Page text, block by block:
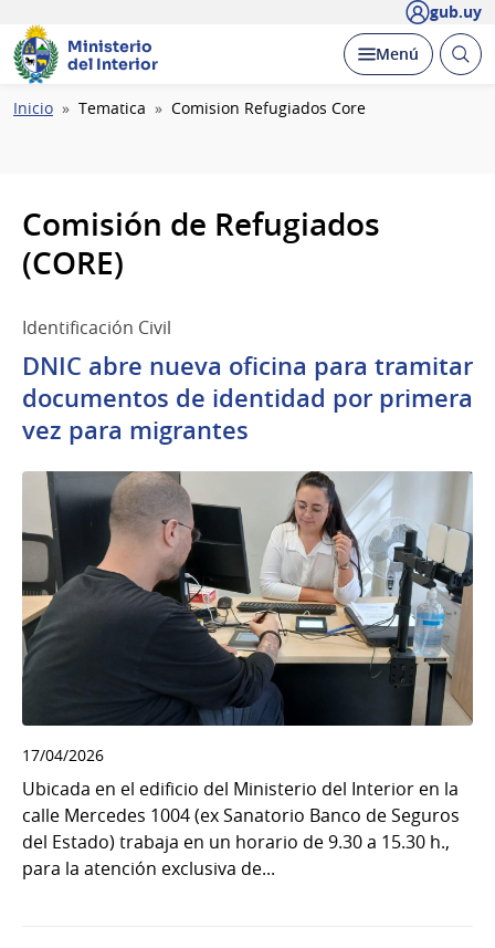
gub.uy
Ministerio
del Interior
Desplegar
Menú Abrir
Ruta
Inicio Tematica Comision Refugiados Core
Comisión de Refugiados
(CORE)
Identificación Civil
DNIC abre nueva oficina para tramitar
documentos de identidad por primera
vez para migrantes
17/04/2026
Ubicada en el edificio del Ministerio del Interior en la
calle Mercedes 1004 (ex Sanatorio Banco de Seguros
del Estado) trabaja en un horario de 9.30 a 15.30 h.,
para la atención exclusiva de...